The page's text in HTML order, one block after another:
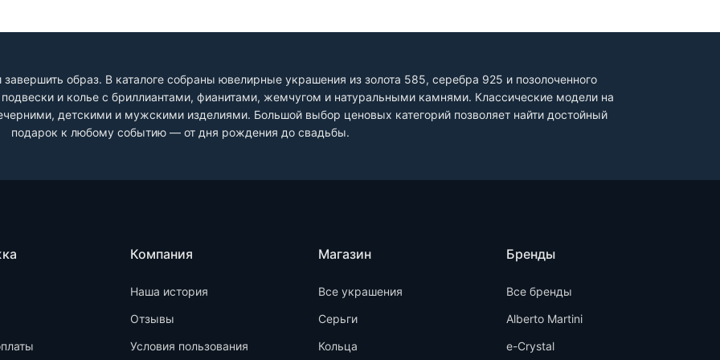
образ. В каталоге собраны ювелирные украшения из золота 585, серебра 925 и позолоченного
и колье с бриллиантами, фианитами, жемчугом и натуральными камнями. Классические модели на
детскими и мужскими изделиями. Большой выбор ценовых категорий позволяет найти достойный
подарок к любому событию — от дня рождения до свадьбы.
Компания
Наша история
Отзывы
Условия пользования
Магазин
Все украшения
Серьги
Кольца
Бренды
Все бренды
Alberto Martini
e-Crystal